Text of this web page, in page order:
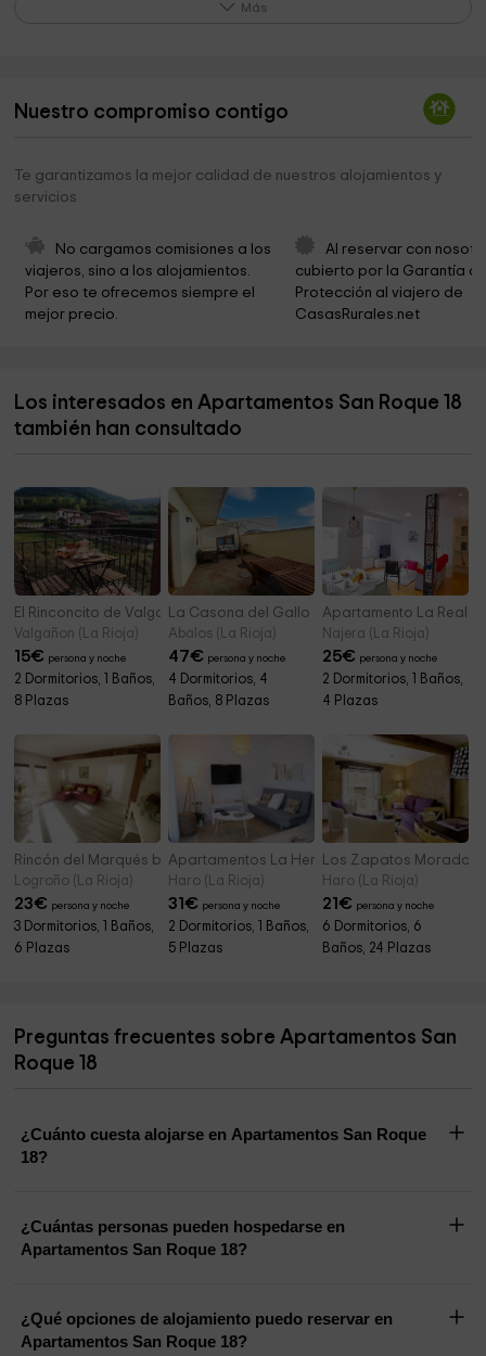
Ayuntamiento De Santo Domingo De La Calzada 0,3 km
Catedral de Santo Domingo de la Calzada
Santo Domingo De La Calzada
Trastámara Park
Parque del IX Centenario 0,6 km
Mirador Alto de Corporales 1,3 km
Más
Nuestro compromiso contigo
Te garantizamos la mejor calidad de nuestros alojamientos y
servicios
No cargamos comisiones a los
viajeros, sino a los alojamientos.
Por eso te ofrecemos siempre el
mejor precio.
Al reservar con
cubierto por la Garantía
Protección al viajero de
CasasRurales.net
Los interesados en Apartamentos San Roque 18
también han consultado
El Rinconcito de Valgañón
Valgañon (La Rioja)
15€ persona y noche
2 Dormitorios, 1 Baños,
8 Plazas
La Casona del Gallo
Abalos (La Rioja)
47€ persona y noche
4 Dormitorios, 4
Baños, 8 Plazas
Apartamento La Real
Najera (La Rioja)
25€ persona y noche
2 Dormitorios, 1 Baños,
4 Plazas
Rincón del Marqués balcón- Apartamentos El Rincón
Logroño (La Rioja)
23€ persona y noche
3 Dormitorios, 1 Baños,
6 Plazas
Apartamentos La Herradura- Viñas
Haro (La Rioja)
31€ persona y noche
2 Dormitorios, 1 Baños,
5 Plazas
Los Zapatos Morados
Haro (La Rioja)
21€ persona y noche
6 Dormitorios, 6
Baños, 24 Plazas
Preguntas frecuentes sobre Apartamentos San
Roque 18
¿Cuánto cuesta alojarse en Apartamentos San Roque
18?
¿Cuántas personas pueden hospedarse en
Apartamentos San Roque 18?
¿Qué opciones de alojamiento puedo reservar en
Apartamentos San Roque 18?